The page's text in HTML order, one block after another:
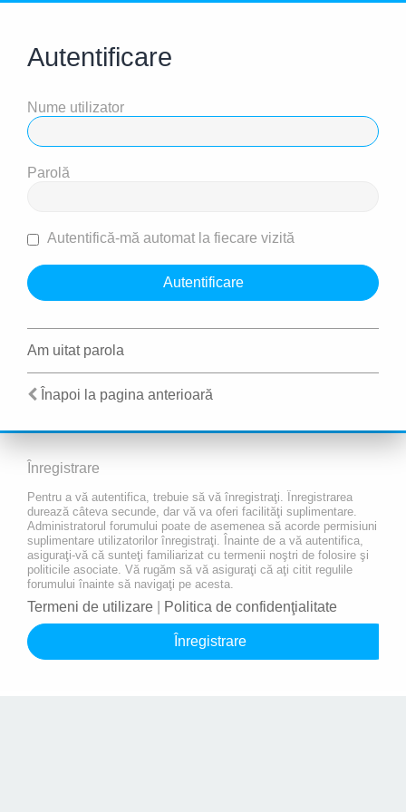
Autentificare
Nume utilizator
Parolă
Autentifică-mă automat la fiecare vizită
Am uitat parola
Înapoi la pagina anterioară
Înregistrare
Pentru a vă autentifica, trebuie să vă înregistraţi. Înregistrarea
durează câteva secunde, dar vă va oferi facilităţi suplimentare.
Administratorul forumului poate de asemenea să acorde permisiuni
suplimentare utilizatorilor înregistraţi. Înainte de a vă autentifica,
asiguraţi-vă că sunteţi familiarizat cu termenii noştri de folosire şi
politicile asociate. Vă rugăm să vă asiguraţi că aţi citit regulile
forumului înainte să navigaţi pe acesta.
Termeni de utilizare Politica de confidenţialitate
Înregistrare